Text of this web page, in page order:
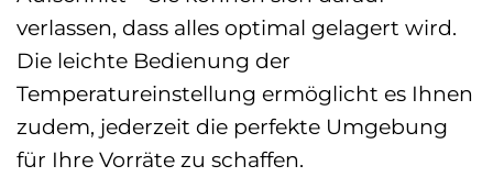
verlassen, dass alles optimal gelagert wird.
Die leichte Bedienung der
Temperatureinstellung ermöglicht es Ihnen
zudem, jederzeit die perfekte Umgebung
für Ihre Vorräte zu schaffen.